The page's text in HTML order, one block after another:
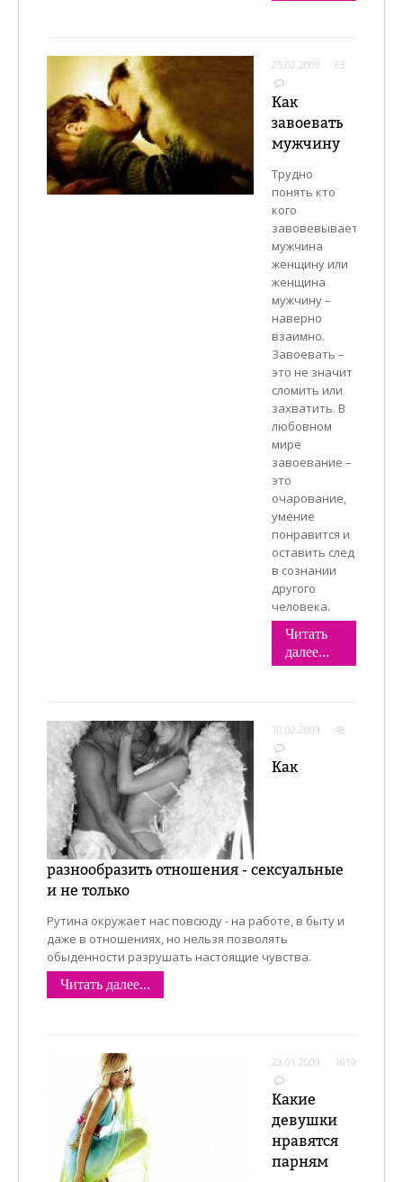
25.02.2009 63
Как
завоевать
мужчину
Трудно
понять кто
кого
завовевывает
мужчина
женщину или
женщина
мужчину –
наверно
взаимно.
Завоевать –
это не значит
сломить или
захватить. В
любовном
мире
завоевание –
это
очарование,
умение
понравится и
оставить след
в сознании
другого
человека.
Читать
далее...
10.02.2009 48
Как
разнообразить отношения - сексуальные
и не только
Рутина окружает нас повсюду - на работе, в быту и
даже в отношениях, но нельзя позволять
обыденности разрушать настоящие чувства.
Читать далее...
23.01.2009 1619
Какие
девушки
нравятся
парням